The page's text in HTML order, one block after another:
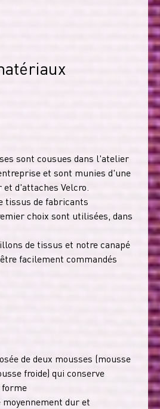
sont cousues dans l'atelier
et sont munies d'une
d'attaches Velcro.
tissus de fabricants
choix sont utilisées, dans
de tissus et notre canapé
facilement commandés
de deux mousses (mousse
froide) qui conserve
dur et